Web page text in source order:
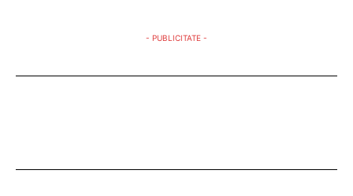
- PUBLICITATE -